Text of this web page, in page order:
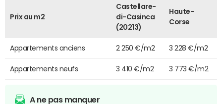
Prix au m2
Castellare-
di-Casinca
(20213)
Haute-
Corse
Appartements anciens 2 250 €/m2 3 228 €/m2
Appartements neufs 3 410 €/m2 3 773 €/m2
A ne pas manquer